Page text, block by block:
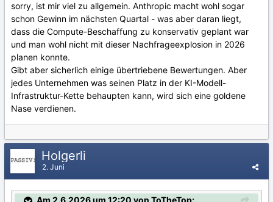
sorry, ist mir viel zu allgemein. Anthropic macht wohl sogar
schon Gewinn im nächsten Quartal - was aber daran liegt,
dass die Compute-Beschaffung zu konservativ geplant war
und man wohl nicht mit dieser Nachfrageexplosion in 2026
planen konnte.
Gibt aber sicherlich einige übertriebene Bewertungen. Aber
jedes Unternehmen was seinen Platz in der KI-Modell-
Infrastruktur-Kette behaupten kann, wird sich eine goldene
Nase verdienen.
Holgerli
2. Juni
Am 2.6.2026 um 12:20 von ToTheTop: